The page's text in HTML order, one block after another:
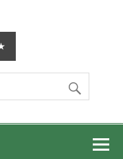
Geislingen